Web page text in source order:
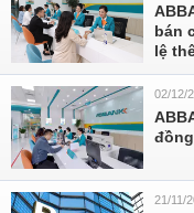
bán
lệ
02/12/
21/11/